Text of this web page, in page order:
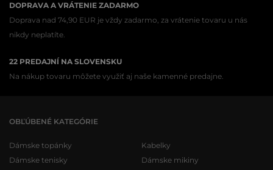
DOPRAVA A VRÁTENIE ZADARMO
Doprava nad 74,90 EUR je vždy zadarmo, za vrátenie tovaru u nás
nikdy neplatíte.
22 PREDAJNÍ NA SLOVENSKU
Na nákup tovaru môžete využiť aj naše kamenné predajne.
OBĽÚBENÉ KATEGÓRIE
Dámske topánky
Dámske tenisky
Kabelky
Dámske mikiny